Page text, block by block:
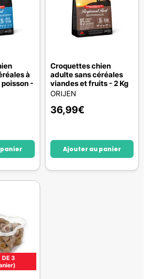
à
-
Croquettes chien
adulte sans céréales
viandes et fruits - 2 Kg
ORIJEN
36,99€
Ajouter au panier
DE 3